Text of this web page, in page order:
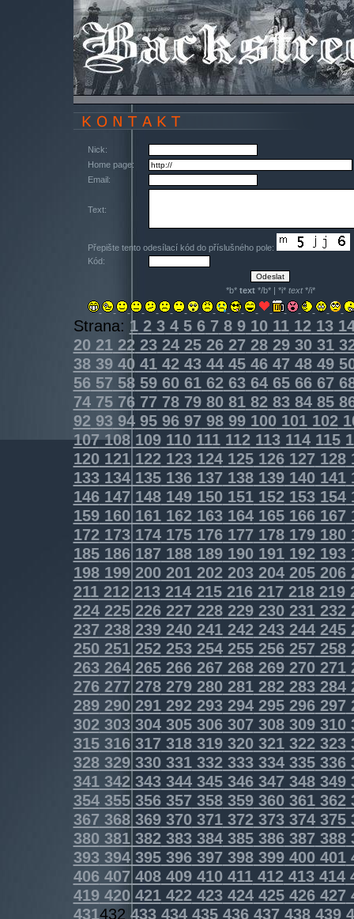
Nick:
Home page:
Email:
Text:
Přepište tento odesílací kód do příslušného pole:
Kód:
*b* text*/b* | *i* text*/i*
Strana: 12345678910111213
20 2122232425262728293031
383940414243444546474849
5657 58596061626364656667
747576777879808182838485
9293949596979899100101102
107108109110111112113114115
120121122123124125126127128
133134135136137138139140141
146147148149150151152153154
159160161162163164165166167
172173174175176177178179180
185186187188189190191192193
198199200201202203204205206
211212213214215216217218219
224225226227228229230231232
237238239240241242243244245
250251252253254255256257258
263264265266267268269270271
276277278279280281282283284
289290291292293294295296297
302303304305306307308309310
315316317318319320321322323
328329330331332333334335336
341342343344345346347348349
354355356357358359360361362
367 368369370371372373374375
380 381382383384385386387388
393394395396397398399400401
406407408409410411412413414
419420421422423424425426427
431432 433434435436437438439